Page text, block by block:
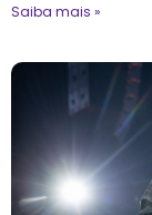
Saiba mais »